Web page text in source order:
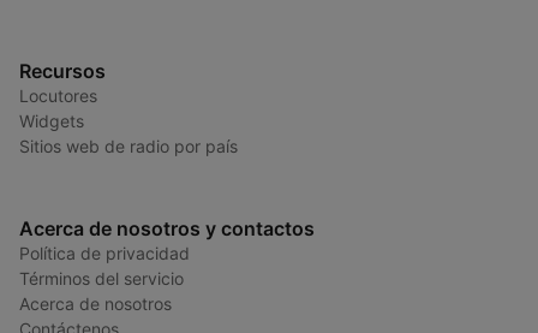
Recursos
Locutores
Widgets
Sitios web de radio por país
Acerca de nosotros y contactos
Política de privacidad
Términos del servicio
Acerca de nosotros
Contáctenos